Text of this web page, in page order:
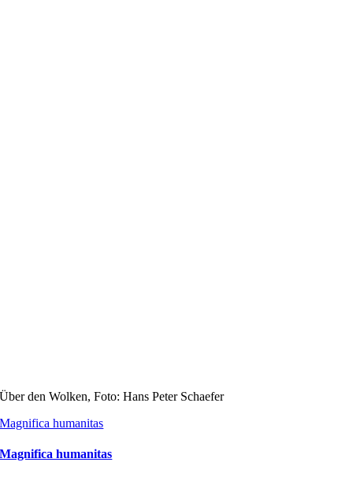
Über den Wolken, Foto: Hans Peter Schaefer
Magnifica humanitas
Magnifica humanitas